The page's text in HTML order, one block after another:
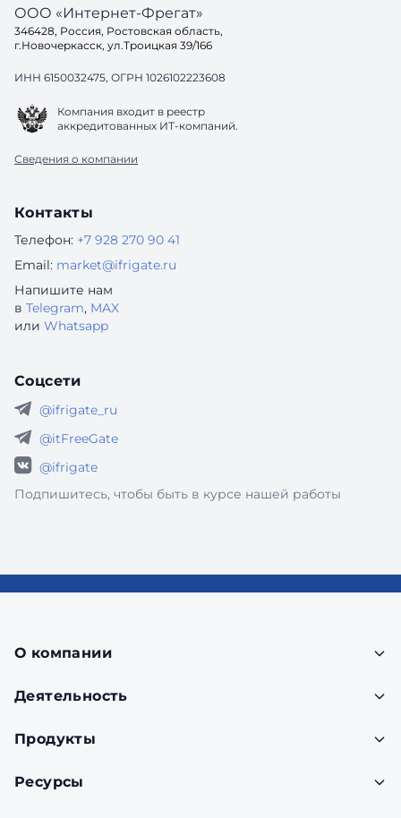
ООО «Интернет-Фрегат»
346428, Россия, Ростовская область,
г.Новочеркасск, ул.Троицкая 39/166
ИНН 6150032475, ОГРН 1026102223608
Компания входит в реестр
аккредитованных ИТ-компаний.
Сведения о компании
Контакты
Телефон: +7 928 270 90 41
Email: market@ifrigate.ru
Напишите нам
в Telegram, MAX
или Whatsapp
Соцсети
@ifrigate_ru
@itFreeGate
@ifrigate
Подпишитесь, чтобы быть в курсе нашей работы
О компании
Деятельность
Продукты
Ресурсы